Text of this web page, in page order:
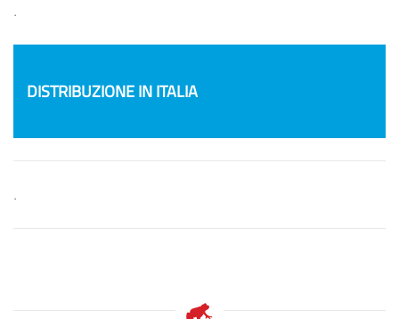
.
DISTRIBUZIONE IN ITALIA
.